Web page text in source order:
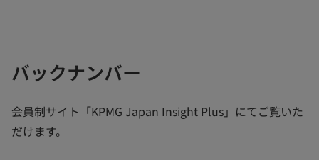
バックナンバー
会員制サイト「KPMG Japan Insight Plus」にてご覧いた
だけます。